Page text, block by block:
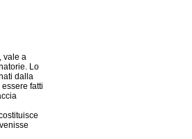
vale a
Lo
dalla
fatti